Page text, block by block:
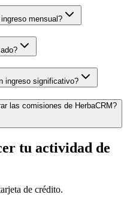
mensual?
ingreso significativo?
las comisiones de HerbaCRM?
tu actividad de
de crédito.